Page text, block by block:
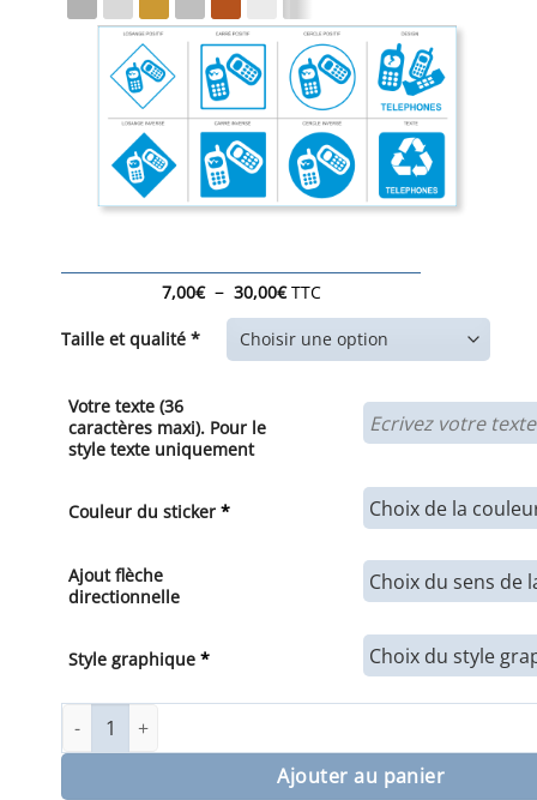
7,00€ – 30,00€Plage
prix :
7,00€
à
TTC
Taille et qualité *
Votre texte (36
caractères maxi). Pour le
style texte uniquement
Couleur du sticker*
Ajout flèche
directionnelle
Style graphique*
quantité de Sticker ou panneau Signalétique Recyclage -
Ajouter au panier